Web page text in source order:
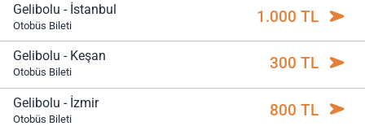
Gelibolu - İstanbul
Otobüs Bileti 1.000 TL
Gelibolu - Keşan
Otobüs Bileti 300 TL
Gelibolu - İzmir
Otobüs Bileti 800 TL